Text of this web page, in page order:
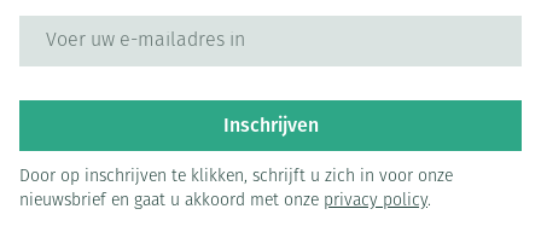
Inschrijven
Door op inschrijven te klikken, schrijft u zich in voor onze
nieuwsbrief en gaat u akkoord met onze privacy policy.